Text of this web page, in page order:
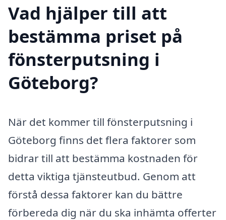
Vad hjälper till att
bestämma priset på
fönsterputsning i
Göteborg?
När det kommer till fönsterputsning i
Göteborg finns det flera faktorer som
bidrar till att bestämma kostnaden för
detta viktiga tjänsteutbud. Genom att
förstå dessa faktorer kan du bättre
förbereda dig när du ska inhämta offerter